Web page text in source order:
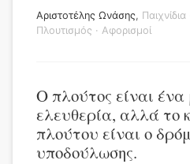
Αριστοτέλης Ωνάσης, Παιχνίδια
Πλουτισμός · Αφορισμοί
Ο πλούτος είναι ένα
ελευθερία, αλλά το
πλούτου είναι ο
υποδούλωσης.